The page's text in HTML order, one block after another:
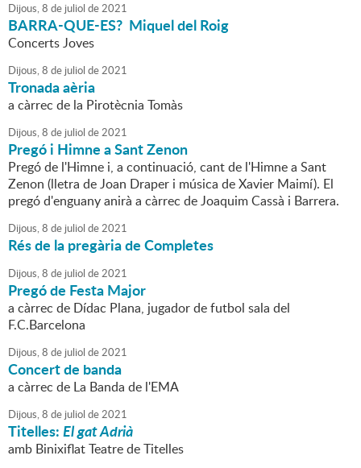
Dijous,8 de juliol de2021
BARRA-QUE-ES? Miquel del Roig
Concerts Joves
Dijous,8 de juliol de2021
Tronada aèria
a càrrec de la Pirotècnia Tomàs
Dijous,8 de juliol de2021
Pregó i Himne a Sant Zenon
Pregó de l'Himne i, a continuació, cant de l'Himne a Sant
Zenon (lletra de Joan Draper i música de Xavier Maimí). El
pregó d'enguany anirà a càrrec de Joaquim Cassà i Barrera.
Dijous,8 de juliol de2021
Rés de la pregària de Completes
Dijous,8 de juliol de2021
Pregó de Festa Major
a càrrec de Dídac Plana, jugador de futbol sala del
F.C.Barcelona
Dijous,8 de juliol de2021
Concert de banda
a càrrec de La Banda de l'EMA
Dijous,8 de juliol de2021
Titelles:El gat Adrià
amb Binixiflat Teatre de Titelles